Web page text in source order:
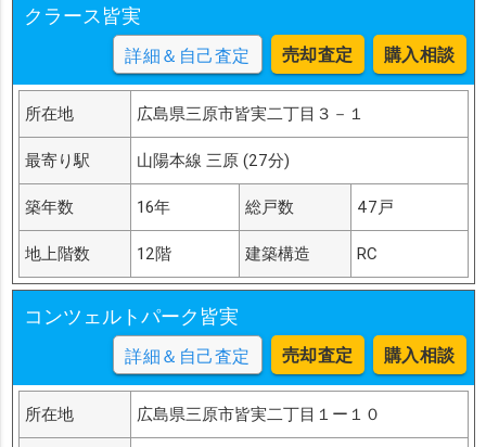
クラース皆実
詳細＆自己査定 売却査定 購入相談
所在地 広島県三原市皆実二丁目３－１
最寄り駅 山陽本線 三原 (27分)
築年数 16年 総戸数 47戸
地上階数 12階 建築構造 RC
コンツェルトパーク皆実
詳細＆自己査定 売却査定 購入相談
所在地 広島県三原市皆実二丁目１ー１０